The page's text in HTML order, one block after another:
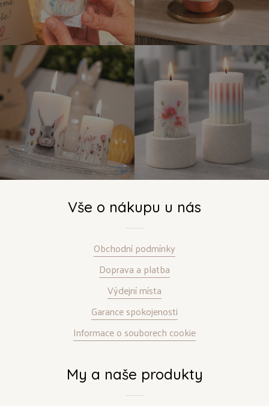
Vše o nákupu u nás
Obchodní podmínky
Doprava a platba
Výdejní místa
Garance spokojenosti
Informace o souborech cookie
My a naše produkty